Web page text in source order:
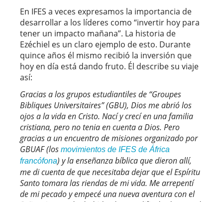
En IFES a veces expresamos la importancia de
desarrollar a los líderes como “invertir hoy para
tener un impacto mañana”. La historia de
Ezéchiel es un claro ejemplo de esto. Durante
quince años él mismo recibió la inversión que
hoy en día está dando fruto. Él describe su viaje
así:
Gracias a los grupos estudiantiles de “Groupes
Bibliques Universitaires” (GBU), Dios me abrió los
ojos a la vida en Cristo. Nací y crecí en una familia
cristiana, pero no tenia en cuenta a Dios. Pero
gracias a un encuentro de misiones organizado por
GBUAF (los movimientos de IFES de África
francófona) y la enseñanza bíblica que dieron allí,
me di cuenta de que necesitaba dejar que el Espíritu
Santo tomara las riendas de mi vida. Me arrepentí
de mi pecado y empecé una nueva aventura con el